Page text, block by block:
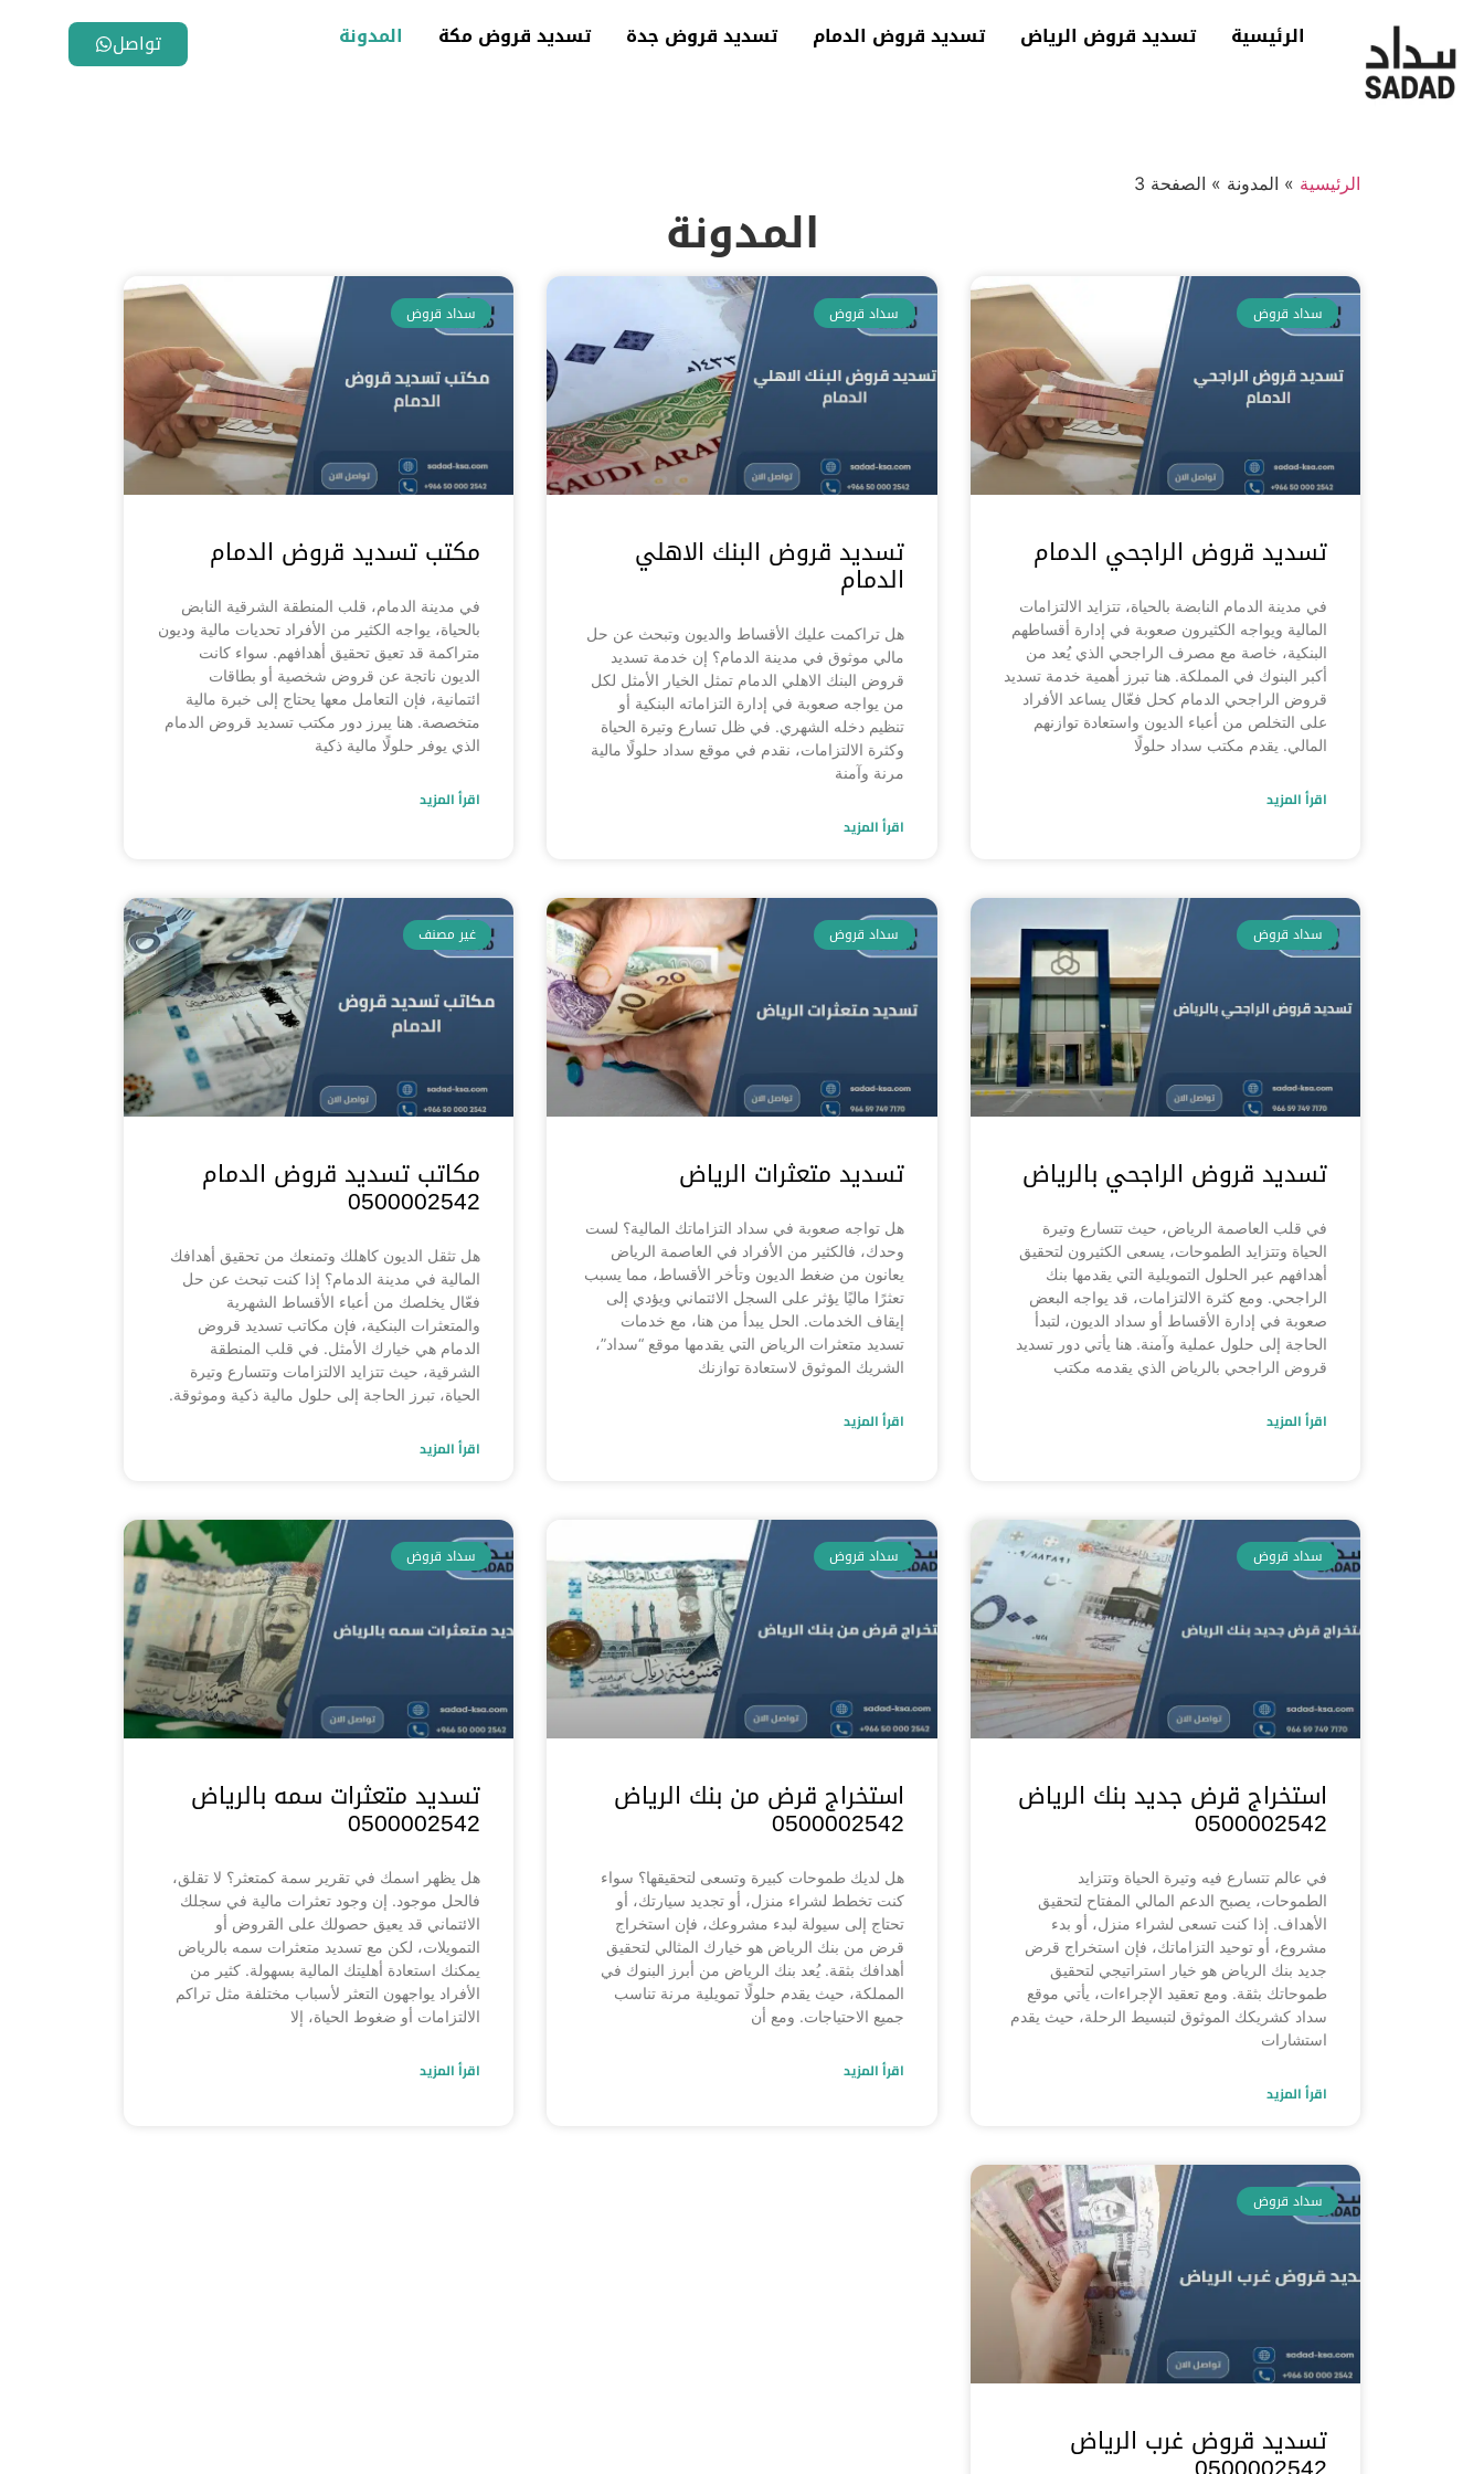
الرئيسية تسديد قروض الرياض تسديد قروض الدمام تسديد قروض جدة تسديد قروض مكة المدونة تواصل
الرئيسية » المدونة » الصفحة 3
المدونة
سداد قروض
تسديد قروض الراجحي الدمام
في مدينة الدمام النابضة بالحياة، تتزايد الالتزامات
المالية ويواجه الكثيرون صعوبة في إدارة أقساطهم
البنكية، خاصة مع مصرف الراجحي الذي يُعد من
أكبر البنوك في المملكة. هنا تبرز أهمية خدمة تسديد
قروض الراجحي الدمام كحل فعّال يساعد الأفراد
على التخلص من أعباء الديون واستعادة توازنهم
المالي. يقدم مكتب سداد حلولًا
اقرأ المزيد
سداد قروض
تسديد قروض البنك الاهلي
الدمام
هل تراكمت عليك الأقساط والديون وتبحث عن حل
مالي موثوق في مدينة الدمام؟ إن خدمة تسديد
قروض البنك الاهلي الدمام تمثل الخيار الأمثل لكل
من يواجه صعوبة في إدارة التزاماته البنكية أو
تنظيم دخله الشهري. في ظل تسارع وتيرة الحياة
وكثرة الالتزامات، نقدم في موقع سداد حلولًا مالية
مرنة وآمنة
اقرأ المزيد
سداد قروض
مكتب تسديد قروض الدمام
في مدينة الدمام، قلب المنطقة الشرقية النابض
بالحياة، يواجه الكثير من الأفراد تحديات مالية وديون
متراكمة قد تعيق تحقيق أهدافهم. سواء كانت
الديون ناتجة عن قروض شخصية أو بطاقات
ائتمانية، فإن التعامل معها يحتاج إلى خبرة مالية
متخصصة. هنا يبرز دور مكتب تسديد قروض الدمام
الذي يوفر حلولًا مالية ذكية
اقرأ المزيد
سداد قروض
تسديد قروض الراجحي بالرياض
في قلب العاصمة الرياض، حيث تتسارع وتيرة
الحياة وتتزايد الطموحات، يسعى الكثيرون لتحقيق
أهدافهم عبر الحلول التمويلية التي يقدمها بنك
الراجحي. ومع كثرة الالتزامات، قد يواجه البعض
صعوبة في إدارة الأقساط أو سداد الديون، لتبدأ
الحاجة إلى حلول عملية وآمنة. هنا يأتي دور تسديد
قروض الراجحي بالرياض الذي يقدمه مكتب
اقرأ المزيد
سداد قروض
تسديد متعثرات الرياض
هل تواجه صعوبة في سداد التزاماتك المالية؟ لست
وحدك، فالكثير من الأفراد في العاصمة الرياض
يعانون من ضغط الديون وتأخر الأقساط، مما يسبب
تعثرًا ماليًا يؤثر على السجل الائتماني ويؤدي إلى
إيقاف الخدمات. الحل يبدأ من هنا، مع خدمات
تسديد متعثرات الرياض التي يقدمها موقع “سداد”،
الشريك الموثوق لاستعادة توازنك
اقرأ المزيد
غير مصنف
مكاتب تسديد قروض الدمام
0500002542
هل تثقل الديون كاهلك وتمنعك من تحقيق أهدافك
المالية في مدينة الدمام؟ إذا كنت تبحث عن حل
فعّال يخلصك من أعباء الأقساط الشهرية
والمتعثرات البنكية، فإن مكاتب تسديد قروض
الدمام هي خيارك الأمثل. في قلب المنطقة
الشرقية، حيث تتزايد الالتزامات وتتسارع وتيرة
الحياة، تبرز الحاجة إلى حلول مالية ذكية وموثوقة.
اقرأ المزيد
سداد قروض
استخراج قرض جديد بنك الرياض
0500002542
في عالم تتسارع فيه وتيرة الحياة وتتزايد
الطموحات، يصبح الدعم المالي المفتاح لتحقيق
الأهداف. إذا كنت تسعى لشراء منزل، أو بدء
مشروع، أو توحيد التزاماتك، فإن استخراج قرض
جديد بنك الرياض هو خيار استراتيجي لتحقيق
طموحاتك بثقة. ومع تعقيد الإجراءات، يأتي موقع
سداد كشريكك الموثوق لتبسيط الرحلة، حيث يقدم
استشارات
اقرأ المزيد
سداد قروض
استخراج قرض من بنك الرياض
0500002542
هل لديك طموحات كبيرة وتسعى لتحقيقها؟ سواء
كنت تخطط لشراء منزل، أو تجديد سيارتك، أو
تحتاج إلى سيولة لبدء مشروعك، فإن استخراج
قرض من بنك الرياض هو خيارك المثالي لتحقيق
أهدافك بثقة. يُعد بنك الرياض من أبرز البنوك في
المملكة، حيث يقدم حلولًا تمويلية مرنة تناسب
جميع الاحتياجات. ومع أن
اقرأ المزيد
سداد قروض
تسديد متعثرات سمه بالرياض
0500002542
هل يظهر اسمك في تقرير سمة كمتعثر؟ لا تقلق،
فالحل موجود. إن وجود تعثرات مالية في سجلك
الائتماني قد يعيق حصولك على القروض أو
التمويلات، لكن مع تسديد متعثرات سمه بالرياض
يمكنك استعادة أهليتك المالية بسهولة. كثير من
الأفراد يواجهون التعثر لأسباب مختلفة مثل تراكم
الالتزامات أو ضغوط الحياة، إلا
اقرأ المزيد
سداد قروض
تسديد قروض غرب الرياض